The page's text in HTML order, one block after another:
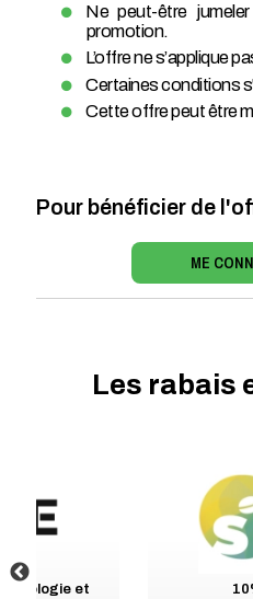
Ne peut-être
promotion.
L’offre ne s’applique
Certaines conditions
Cette offre peut être
Pour bénéficier de
ME
Les rabais
10% de rabais